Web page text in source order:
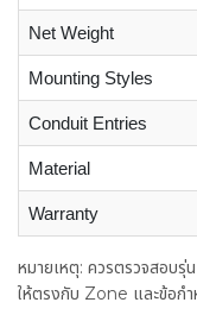
Net Weight
Mounting Styles
Conduit Entries
Material
Warranty
หมายเหตุ: ควรตรวจสอบ
ให้ตรงกับ Zone และข้อก